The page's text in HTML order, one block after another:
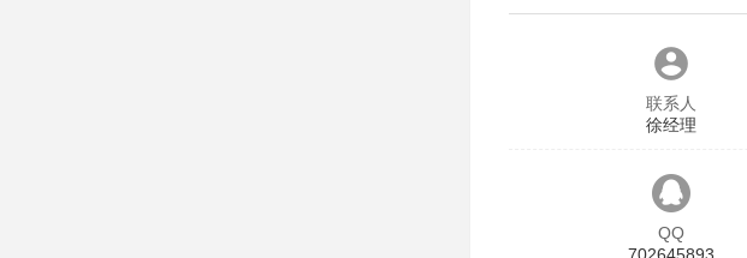
联系人
徐经理
QQ